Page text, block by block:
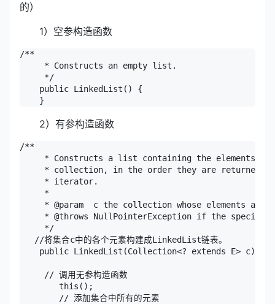
的）
1）空参构造函数
/**
     * Constructs an empty list.
     */
    public LinkedList() {
    }
2）有参构造函数
/**
* Constructs a list containing the elements of
* collection, in the order they are returned
     * iterator.
     *
* @param  c the collection whose elements are
* @throws NullPointerException if the
     */
   //将集合c中的各个元素构建成LinkedList链表。
    public LinkedList(Collection<? extends E> c) {
     // 调用无参构造函数
        this();
        // 添加集合中所有的元素